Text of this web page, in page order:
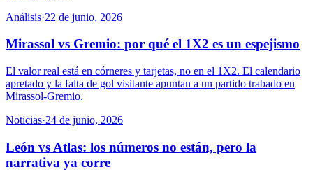
Análisis·22 de junio, 2026
Mirassol vs Gremio: por qué el 1X2 es un espejismo
El valor real está en córneres y tarjetas, no en el 1X2. El calendario
apretado y la falta de gol visitante apuntan a un partido trabado en
Mirassol-Gremio.
Noticias·24 de junio, 2026
León vs Atlas: los números no están, pero la
narrativa ya corre